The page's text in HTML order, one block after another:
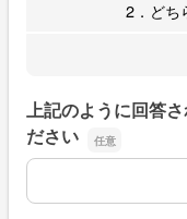
2．どち
上記のように回答
ださい
上記のように回答